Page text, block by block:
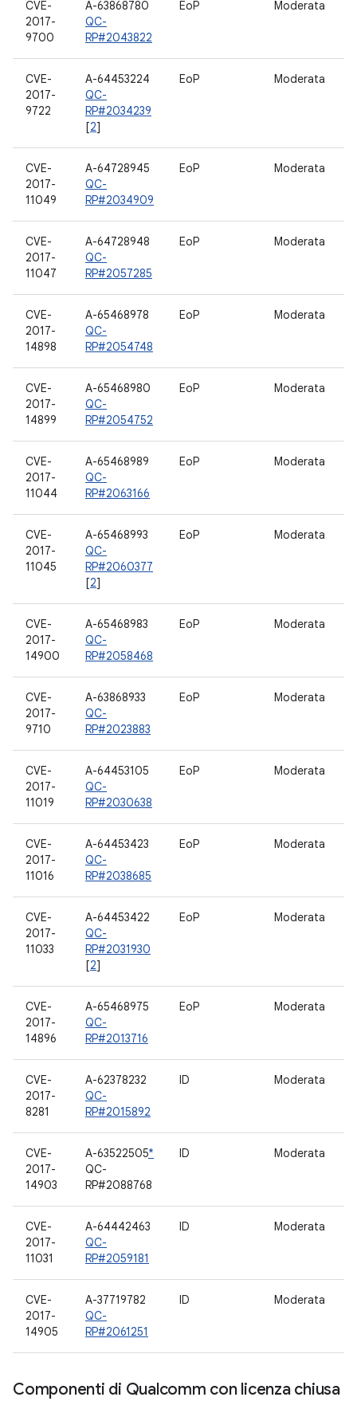
CVE-
2017-
9700
A-63868780
QC-
RP#2043822
EoP Moderata
CVE-
2017-
9722
A-64453224
QC-
RP#2034239
[2]
EoP Moderata
CVE-
2017-
11049
A-64728945
QC-
RP#2034909
EoP Moderata
CVE-
2017-
11047
A-64728948
QC-
RP#2057285
EoP Moderata
CVE-
2017-
14898
A-65468978
QC-
RP#2054748
EoP Moderata
CVE-
2017-
14899
A-65468980
QC-
RP#2054752
EoP Moderata
CVE-
2017-
11044
A-65468989
QC-
RP#2063166
EoP Moderata
CVE-
2017-
11045
A-65468993
QC-
RP#2060377
[2]
EoP Moderata
CVE-
2017-
14900
A-65468983
QC-
RP#2058468
EoP Moderata
CVE-
2017-
9710
A-63868933
QC-
RP#2023883
EoP Moderata
CVE-
2017-
11019
A-64453105
QC-
RP#2030638
EoP Moderata
CVE-
2017-
11016
A-64453423
QC-
RP#2038685
EoP Moderata
CVE-
2017-
11033
A-64453422
QC-
RP#2031930
[2]
EoP Moderata
CVE-
2017-
14896
A-65468975
QC-
RP#2013716
EoP Moderata
CVE-
2017-
8281
A-62378232
QC-
RP#2015892
ID Moderata
CVE-
2017-
14903
A-63522505*
QC-
RP#2088768
ID Moderata
CVE-
2017-
11031
A-64442463
QC-
RP#2059181
ID Moderata
CVE-
2017-
14905
A-37719782
QC-
RP#2061251
ID Moderata
Componenti di Qualcomm con licenza chiusa